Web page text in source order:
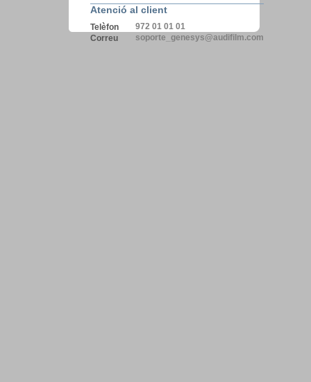
Atenció al client
Telèfon
972 01 01 01
Correu
soporte_genesys@audifilm.com